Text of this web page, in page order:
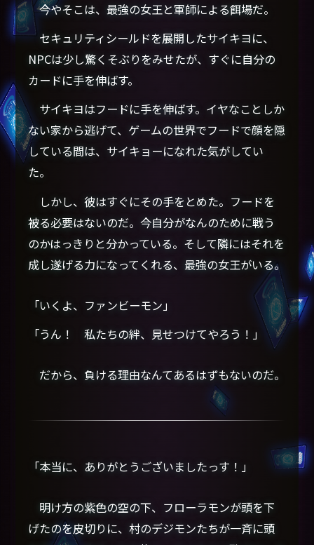
今やそこは、最強の女王と軍師による餌場だ。
セキュリティシールドを展開したサイキヨに、
NPCは少し驚くそぶりをみせたが、すぐに自分の
カードに手を伸ばす。
サイキヨはフードに手を伸ばす。イヤなことしか
ない家から逃げて、ゲームの世界でフードで顔を隠
している間は、サイキョーになれた気がしてい
た。
しかし、彼はすぐにその手をとめた。フードを
被る必要はないのだ。今自分がなんのために戦う
のかはっきりと分かっている。そして隣にはそれを
成し遂げる力になってくれる、最強の女王がいる。
「いくよ、ファンビーモン」
「うん！ 私たちの絆、見せつけてやろう！」
だから、負ける理由なんてあるはずもないのだ。
「本当に、ありがとうございましたっす！」
明け方の紫色の空の下、フローラモンが頭を下
げたのを皮切りに、村のデジモンたちが一斉に頭